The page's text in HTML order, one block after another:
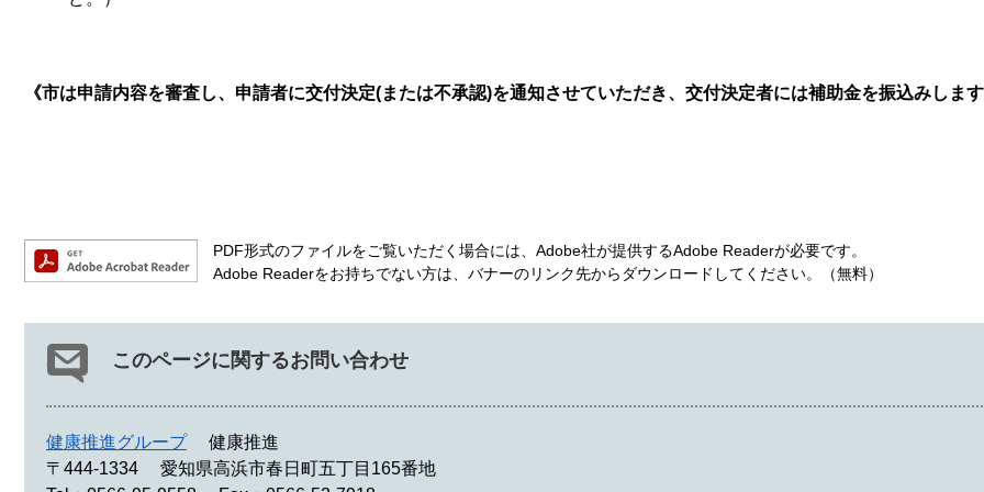
《市は申請内容を審査し、申請者に交付決定(または不承認)を通知させていただき、交付決定者には補助金を振込みしま
PDF形式のファイルをご覧いただく場合には、Adobe社が提供するAdobe Readerが必要です。
Adobe Readerをお持ちでない方は、バナーのリンク先からダウンロードしてください。（無料）
このページに関するお問い合わせ
健康推進グループ
健康推進
〒444-1334
愛知県高浜市春日町五丁目165番地